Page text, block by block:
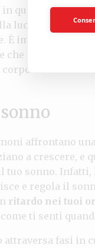
questo
luce naturale;
È importante
che alterarlo
e i suoi
affrontano
a crescere, e
tuo sonno.
e regola il
ritardo nei tuoi
ti senti
attraversa fasi in